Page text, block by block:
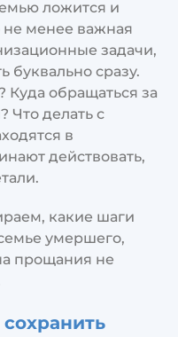
ложится и
не менее важная
задачи,
буквально сразу.
Куда обращаться за
Что делать с
в
действовать,
какие шаги
умершего,
прощания не